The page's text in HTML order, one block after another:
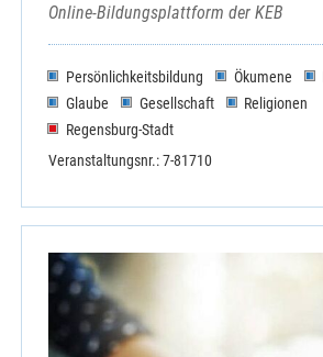
Online-Bildungsplattform der KEB
Persönlichkeitsbildung Ökumene
Glaube
Gesellschaft
Religionen
Regensburg-Stadt
Veranstaltungsnr.: 7-81710